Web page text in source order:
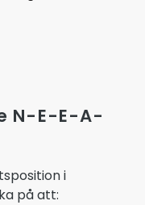
N-E-E-A-
i
på att: